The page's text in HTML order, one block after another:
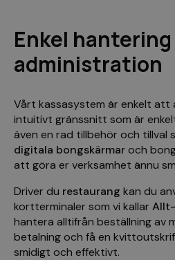
Enkel hantering
administration
Vårt kassasystem är enkelt att
intuitivt gränssnitt som är
även en rad tillbehör och tillval
digitala bongskärmaroch
att göra er verksamhet ännu
Driver du restaurang kan du
kortterminaler som vi kallar
hantera alltifrån beställning av
betalning och få en
smidigt och effektivt.